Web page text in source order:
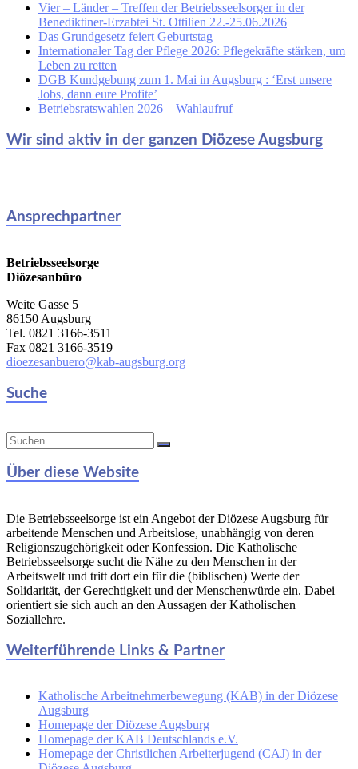
Vier – Länder – Treffen der Betriebsseelsorger in der
Benediktiner-Erzabtei St. Ottilien 22.-25.06.2026
Das Grundgesetz feiert Geburtstag
Internationaler Tag der Pflege 2026: Pflegekräfte stärken, um
Leben zu retten
DGB Kundgebung zum 1. Mai in Augsburg : ‘Erst unsere
Jobs, dann eure Profite’
Betriebsratswahlen 2026 – Wahlaufruf
Wir sind aktiv in der ganzen Diözese Augsburg
Ansprechpartner
Betriebsseelsorge
Diözesanbüro
Weite Gasse 5
86150 Augsburg
Tel. 0821 3166-3511
Fax 0821 3166-3519
dioezesanbuero@kab-augsburg.org
Suche
Über diese Website
Die Betriebsseelsorge ist ein Angebot der Diözese Augsburg für
arbeitende Menschen und Arbeitslose, unabhängig von deren
Religionszugehörigkeit oder Konfession. Die Katholische
Betriebsseelsorge sucht die Nähe zu den Menschen in der
Arbeitswelt und tritt dort ein für die (biblischen) Werte der
Solidarität, der Gerechtigkeit und der Menschenwürde ein. Dabei
orientiert sie sich auch an den Aussagen der Katholischen
Soziallehre.
Weiterführende Links & Partner
Katholische Arbeitnehmerbewegung (KAB) in der Diözese
Augsburg
Homepage der Diözese Augsburg
Homepage der KAB Deutschlands e.V.
Homepage der Christlichen Arbeiterjugend (CAJ) in der